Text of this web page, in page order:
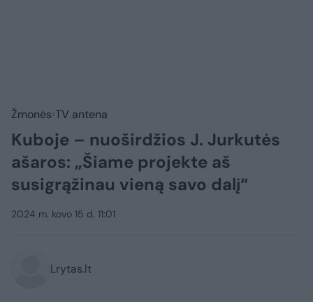
Žmonės TV antena
Kuboje – nuoširdžios J. Jurkutės
ašaros: „Šiame projekte aš
susigrąžinau vieną savo dalį“
2024 m. kovo 15 d. 11:01
Lrytas.lt